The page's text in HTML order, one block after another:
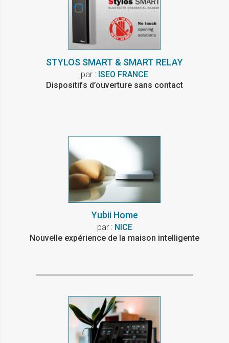
STYLOS SMART & SMART RELAY
par : ISEO FRANCE
Dispositifs d’ouverture sans contact
Yubii Home
par : NICE
Nouvelle expérience de la maison intelligente